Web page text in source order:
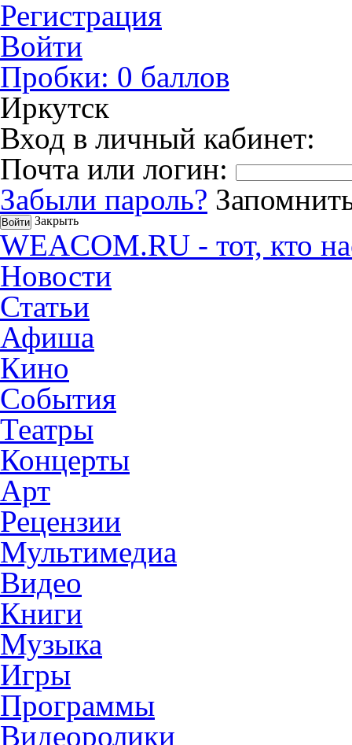
Регистрация
Войти
Пробки: 0 баллов
Иркутск
Вход в личный кабинет:
Почта или логин:
Забыли пароль?
Закрыть
WEACOM.RU - тот, кто
Новости
Статьи
Афиша
Кино
События
Театры
Концерты
Арт
Рецензии
Мультимедиа
Видео
Книги
Музыка
Игры
Программы
Видеоролики